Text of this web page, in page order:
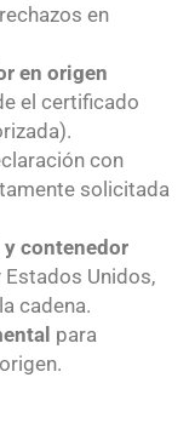
en
en origen
el certificado
con
solicitada
y contenedor
Estados Unidos,
cadena.
para